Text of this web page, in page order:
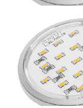
СВЕТОДИОДНЫЙ
БЕЛЫЙ 1,8W, 12V,
Распродажа 30%
от 142.8р.